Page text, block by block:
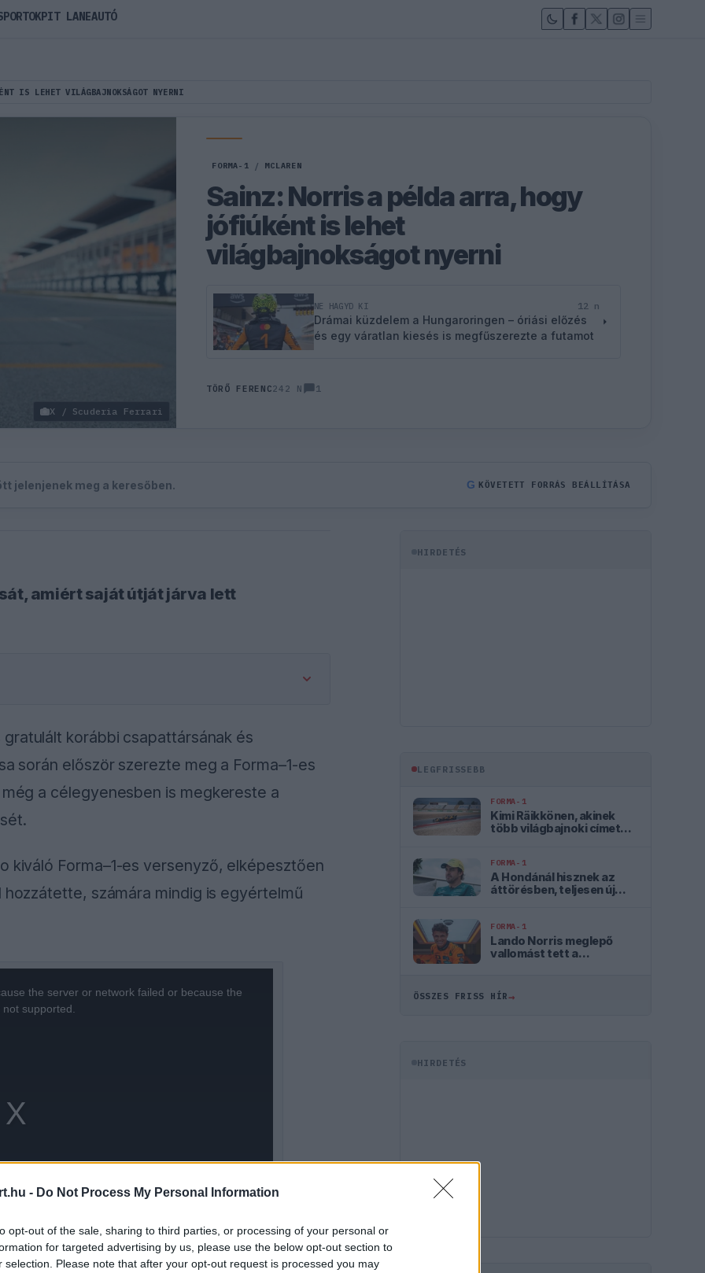
- Do Not Process My Personal Information
opt-out of the sale, sharing to third parties, or processing of your personal or
for targeted advertising by us, please use the below opt-out section to
selection. Please note that after your opt-out request is processed you may
IS LEHET VILÁGBAJNOKSÁGOT NYERNI
X / Scuderia Ferrari
FORMA-1 / MCLAREN
Sainz: Norris a példa arra, hogy
jófiúként is lehet
világbajnokságot nyerni
NE HAGYD KI 12 n
Drámai küzdelem a Hungaroringen – óriási előzés
és egy váratlan kiesés is megfűszerezte a futamot
TÖRŐ FERENC242 N 1
jelenjenek meg a keresőben. G KÖVETETT FORRÁS BEÁLLÍTÁSA
amiért saját útját járva lett
korábbi csapattársának és
során először szerezte meg a Forma–1-es
a célegyenesben is megkereste a
kiváló Forma–1-es versenyző, elképesztően
számára mindig is egyértelmű
the server or network failed or because the
supported.
HIRDETÉS
LEGFRISSEBB
FORMA-1
Kimi Räikkönen, akinek
több világbajnoki címet
FORMA-1
A Hondánál hisznek az
áttörésben, teljesen új
Aston Martinnal
FORMA-1
Lando Norris meglepő
vallomást tett a
ÖSSZES FRISS HÍR→
HIRDETÉS
PIT LANEAUTÓ